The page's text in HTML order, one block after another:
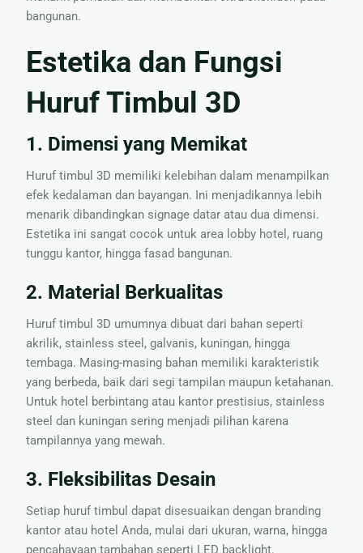
bangunan.
Estetika dan Fungsi
Huruf Timbul 3D
1. Dimensi yang Memikat
Huruf timbul 3D memiliki kelebihan dalam menampilkan
efek kedalaman dan bayangan. Ini menjadikannya lebih
menarik dibandingkan signage datar atau dua dimensi.
Estetika ini sangat cocok untuk area lobby hotel, ruang
tunggu kantor, hingga fasad bangunan.
2. Material Berkualitas
Huruf timbul 3D umumnya dibuat dari bahan seperti
akrilik, stainless steel, galvanis, kuningan, hingga
tembaga. Masing-masing bahan memiliki karakteristik
yang berbeda, baik dari segi tampilan maupun ketahanan.
Untuk hotel berbintang atau kantor prestisius, stainless
steel dan kuningan sering menjadi pilihan karena
tampilannya yang mewah.
3. Fleksibilitas Desain
Setiap huruf timbul dapat disesuaikan dengan branding
kantor atau hotel Anda, mulai dari ukuran, warna, hingga